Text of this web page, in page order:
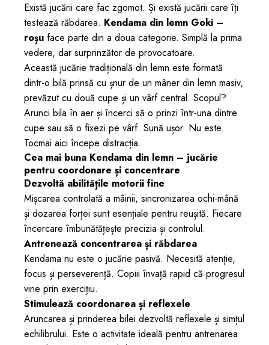
Există jucării care fac zgomot. Și există jucării care îți
testează răbdarea. Kendama din lemn Goki –
roșu face parte din a doua categorie. Simplă la prima
vedere, dar surprinzător de provocatoare.
Această jucărie tradițională din lemn este formată
dintr-o bilă prinsă cu șnur de un mâner din lemn masiv,
prevăzut cu două cupe și un vârf central. Scopul?
Arunci bila în aer și încerci să o prinzi într-una dintre
cupe sau să o fixezi pe vârf. Sună ușor. Nu este.
Tocmai aici începe distracția.
Cea mai buna Kendama din lemn – jucărie
pentru coordonare și concentrare
Dezvoltă abilitățile motorii fine
Mișcarea controlată a mâinii, sincronizarea ochi-mână
și dozarea forței sunt esențiale pentru reușită. Fiecare
încercare îmbunătățește precizia și controlul.
Antrenează concentrarea și răbdarea
Kendama nu este o jucărie pasivă. Necesită atenție,
focus și perseverență. Copiii învață rapid că progresul
vine prin exercițiu.
Stimulează coordonarea și reflexele
Aruncarea și prinderea bilei dezvoltă reflexele și simțul
echilibrului. Este o activitate ideală pentru antrenarea